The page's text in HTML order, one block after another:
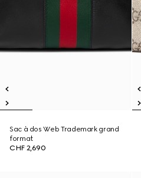
Sac à dos Web Trademark grand
format
CHF 2,690